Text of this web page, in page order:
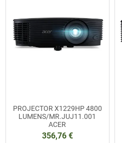
PROJECTOR X1229HP 4800
LUMENS/MR.JUJ11.001
ACER
356,76 €